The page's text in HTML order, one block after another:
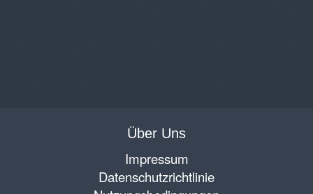
Über Uns
Impressum
Datenschutzrichtlinie